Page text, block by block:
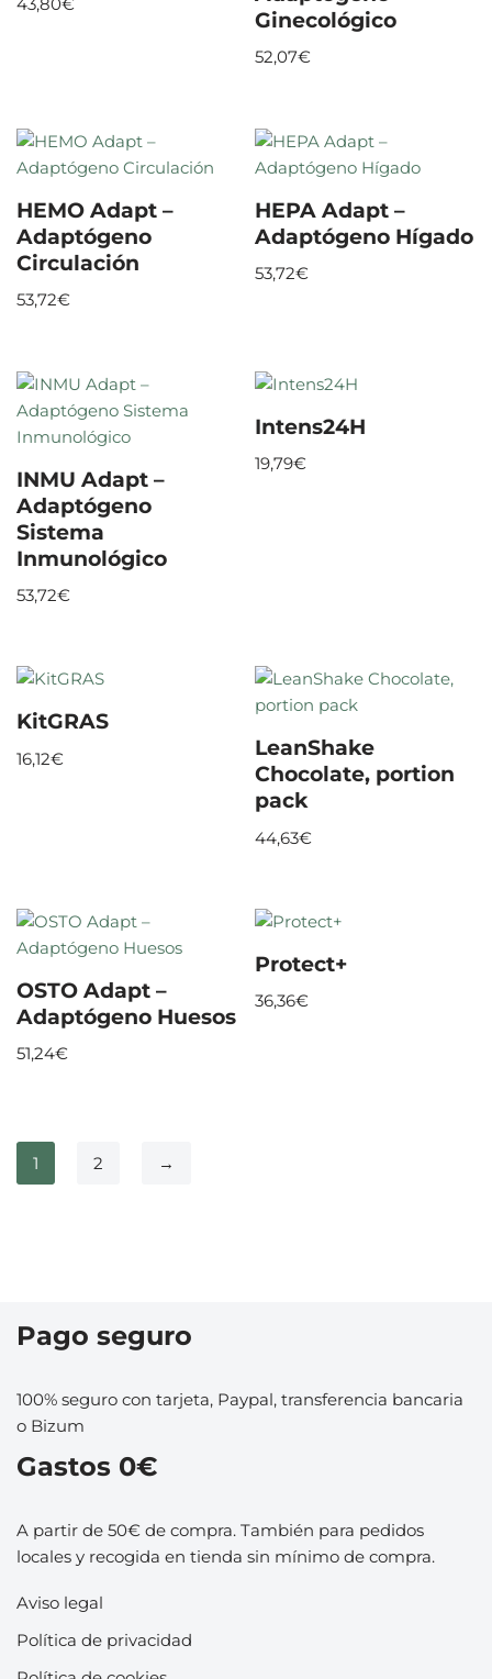
43,80€
Ginecológico
52,07€
HEMO Adapt –
Adaptógeno
Circulación
53,72€
HEPA Adapt –
Adaptógeno Hígado
53,72€
INMU Adapt –
Adaptógeno
Sistema
Inmunológico
53,72€
Intens24H
19,79€
KitGRAS
16,12€
LeanShake
Chocolate, portion
pack
44,63€
OSTO Adapt –
Adaptógeno Huesos
51,24€
Protect+
36,36€
1 2 →
Pago seguro
100% seguro con tarjeta, Paypal, transferencia bancaria
o Bizum
Gastos 0€
A partir de 50€ de compra. También para pedidos
locales y recogida en tienda sin mínimo de compra.
Aviso legal
Política de privacidad